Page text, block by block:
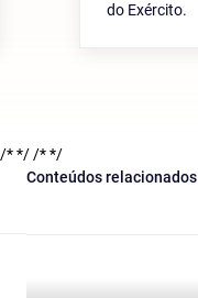
do Exército.
/* *//* */
Conteúdos relacionados